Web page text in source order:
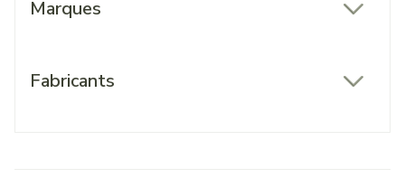
Marques
Fabricants